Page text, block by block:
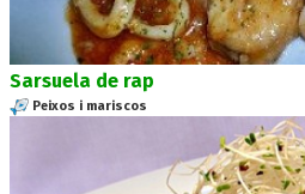
Sarsuela de rap
Peixos i mariscos